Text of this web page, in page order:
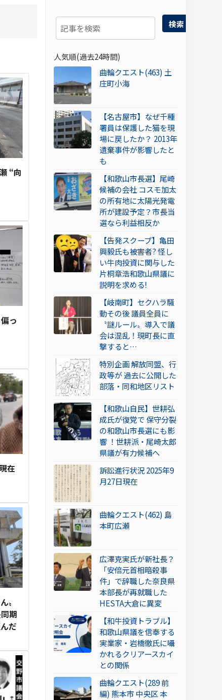
検索
人気順(過去24時間)
曲輪クエスト(463) 土
庄町小海
【名古屋市】なぜ千種
署員は保護した猫を現
場に戻したか？ 2013年
遺棄事件が影響したと
も
【和歌山市長選】尾崎
候補の会社 コスモ加太
の所有地に太陽光発電
所が建設予定？市長当
選なら利益相反か
【告発スクープ】亀田
興毅氏も被害者? 怪し
い牛肉投資に関与した
片桐章浩和歌山県議に
説明を求める!
【岐南町】セクハラ騒
動その後 議員全員に
〝謎ルール〟導入で議
会は混乱！現町長に直
撃すると…
特別企画 解放同盟、行
政等が 過去に公開した
部落・同和地区リスト
【和歌山自民】世耕弘
成氏が復党で 保守分裂
の和歌山市長選にも影
響 ！世耕派・尾崎太郎
県議が有力候補へ
訴訟進行状況 2025年9
月27日現在
曲輪クエスト(462) 島
本町広瀬
広澤克実氏が新社長？
「安倍元首相暗殺事
件」で辞職した奈良県
本部長が再就職した
HESTA大倉に異変
【和牛投資トラブル】
和歌山県議を信奉する
実業家・岩橋徹氏に囁
かれるクリアースカイ
との関係
曲輪クエスト(289 前
編) 熊本市 中央区 本
“向
っ
在
〟
期
だ